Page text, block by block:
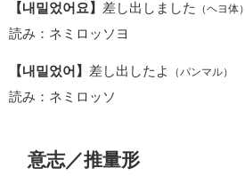
【내밀었어요】 差し出しました （ヘヨ体）
読み：ネミロッソヨ
【내밀었어】 差し出したよ （パンマル）
読み：ネミロッソ
意志／推量形